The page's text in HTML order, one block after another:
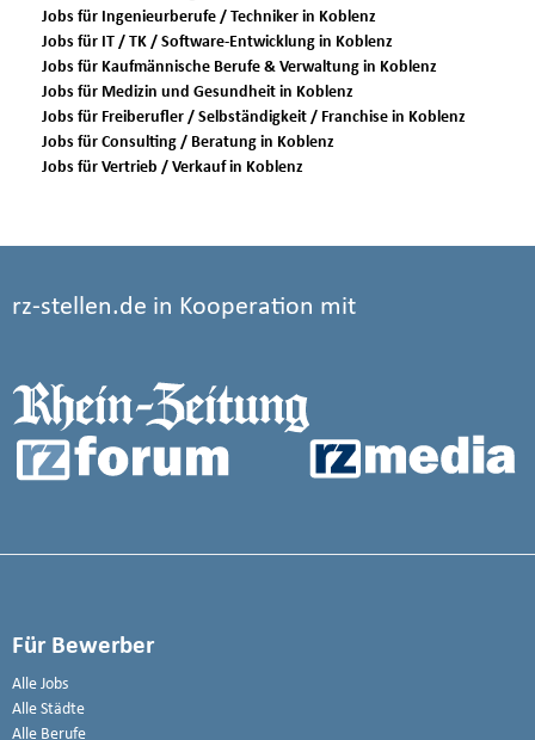
Jobs für Ingenieurberufe / Techniker in Koblenz
Jobs für IT / TK / Software-Entwicklung in Koblenz
Jobs für Kaufmännische Berufe & Verwaltung in Koblenz
Jobs für Medizin und Gesundheit in Koblenz
Jobs für Freiberufler / Selbständigkeit / Franchise in Koblenz
Jobs für Consulting / Beratung in Koblenz
Jobs für Vertrieb / Verkauf in Koblenz
rz-stellen.de in Kooperation mit
Für Bewerber
Alle Jobs
Alle Städte
Alle Berufe